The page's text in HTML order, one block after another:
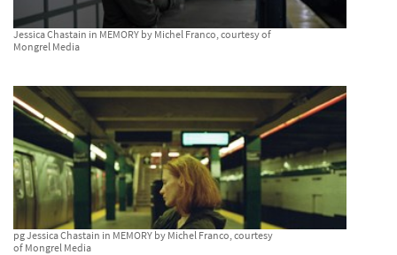
Jessica Chastain in MEMORY by Michel Franco, courtesy of
Mongrel Media
pg Jessica Chastain in MEMORY by Michel Franco, courtesy
of Mongrel Media